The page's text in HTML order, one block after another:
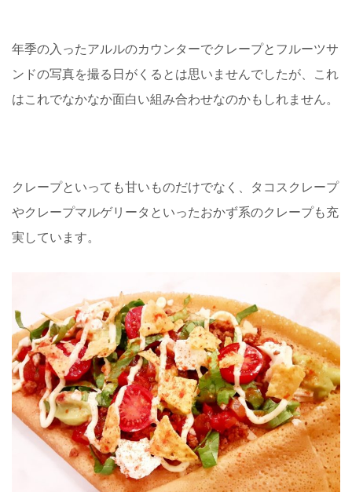
年季の入ったアルルのカウンターでクレープとフルーツサ
ンドの写真を撮る日がくるとは思いませんでしたが、これ
はこれでなかなか面白い組み合わせなのかもしれません。
クレープといっても甘いものだけでなく、タコスクレープ
やクレープマルゲリータといったおかず系のクレープも充
実しています。